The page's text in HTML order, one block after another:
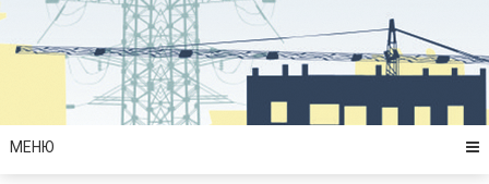
Перейти
содержимому
МЕНЮ